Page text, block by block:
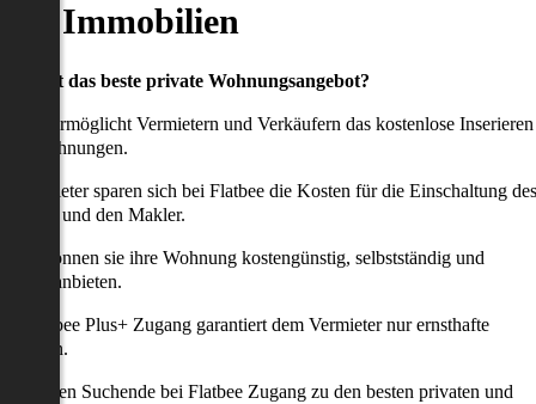
Immobilien
willst das beste private Wohnungsangebot?
ermöglicht Vermietern und Verkäufern das kostenlose Inserieren
Wohnungen.
Anbieter sparen sich bei Flatbee die Kosten für die Einschaltung des
und den Makler.
können sie ihre Wohnung kostengünstig, selbstständig und
anbieten.
Flatbee Plus+ Zugang garantiert dem Vermieter nur ernsthafte
erhalten Suchende bei Flatbee Zugang zu den besten privaten und